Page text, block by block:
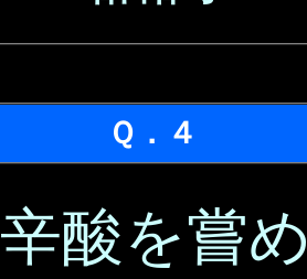
Ｑ．４
辛酸を嘗め